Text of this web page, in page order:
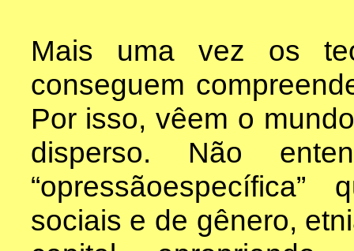
Mais uma vez os
conseguem
Por isso, vêem o
disperso. Não
sociais e de gênero,